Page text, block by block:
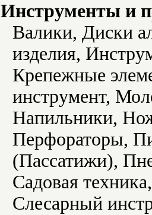
Инструменты и
Валики, Диски
изделия,
Крепежные
инструмент,
Напильники,
Перфораторы,
(Пассатижи),
Садовая
Слесарный